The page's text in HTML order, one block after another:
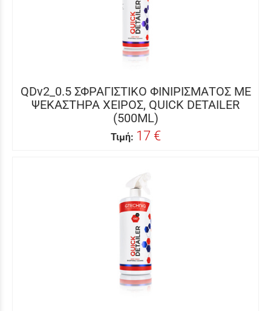
QDv2_0.5 ΣΦΡΑΓΙΣΤΙΚΟ ΦΙΝΙΡΙΣΜΑΤΟΣ ΜΕ
ΨΕΚΑΣΤΗΡΑ ΧΕΙΡΟΣ, QUICK DETAILER
(500ML)
Τιμή: 17 €